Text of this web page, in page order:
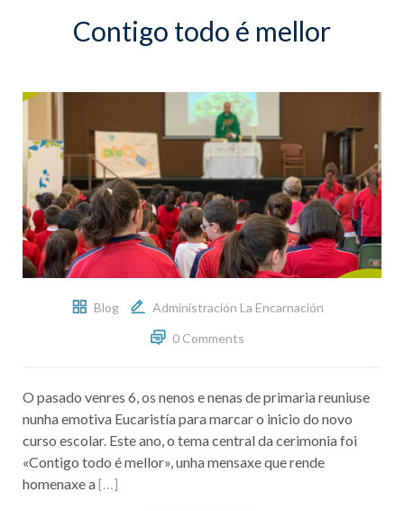
Contigo todo é mellor
Blog
Administración La Encarnación
0 Comments
O pasado venres 6, os nenos e nenas de primaria reuniuse
nunha emotiva Eucaristía para marcar o inicio do novo
curso escolar. Este ano, o tema central da cerimonia foi
«Contigo todo é mellor», unha mensaxe que rende
homenaxe a[…]